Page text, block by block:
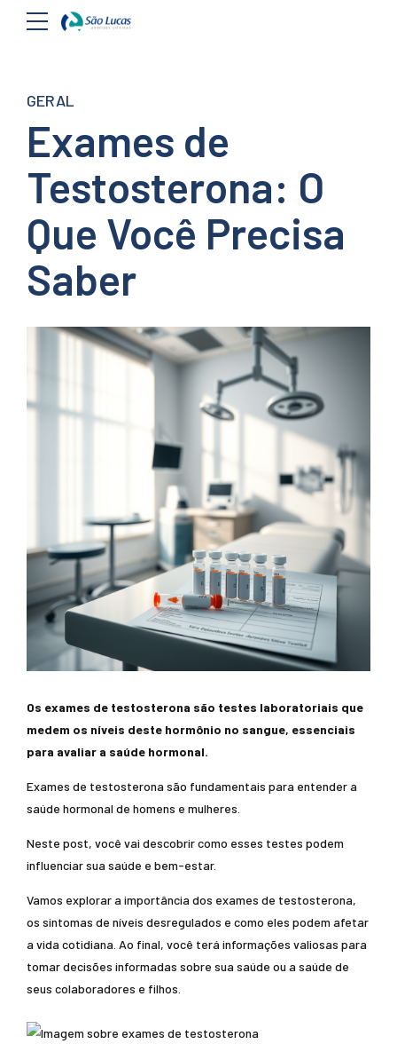
GERAL
Exames de
Testosterona: O
Que Você Precisa
Saber
Os exames de testosterona são testes laboratoriais que
medem os níveis deste hormônio no sangue, essenciais
para avaliar a saúde hormonal.
Exames de testosterona são fundamentais para entender a
saúde hormonal de homens e mulheres.
Neste post, você vai descobrir como esses testes podem
influenciar sua saúde e bem-estar.
Vamos explorar a importância dos exames de testosterona,
os sintomas de níveis desregulados e como eles podem afetar
a vida cotidiana. Ao final, você terá informações valiosas para
tomar decisões informadas sobre sua saúde ou a saúde de
seus colaboradores e filhos.